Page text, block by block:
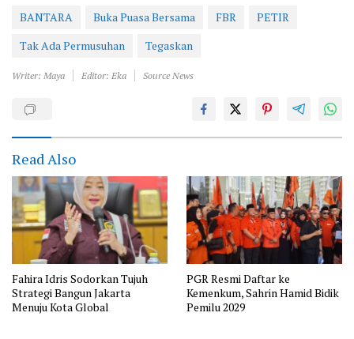
BANTARA Buka Puasa Bersama FBR
PETIR
Tak Ada Permusuhan
Tegaskan
Writer: Maya Editor: Eka Source News
Read Also
Fahira Idris Sodorkan Tujuh
Strategi Bangun Jakarta
Menuju Kota Global
PGR Resmi Daftar ke
Kemenkum, Sahrin Hamid Bidik
Pemilu 2029